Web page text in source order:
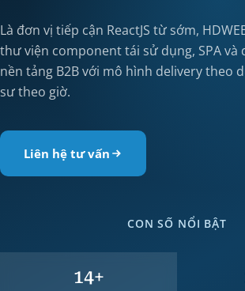
Là đơn vị tiếp cận ReactJS từ sớm,
thư viện component tái sử dụng, SPA và
nền tảng B2B với mô hình delivery theo
sư theo giờ.
Liên hệ tư vấn
CON SỐ NỔI BẬT
14+